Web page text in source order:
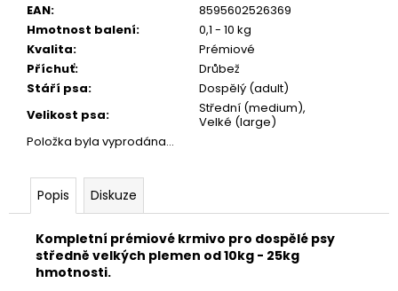
EAN:
8595602526369
Hmotnost balení:
0,1 - 10 kg
Kvalita:
Prémiové
Příchuť:
Drůbež
Stáří psa:
Dospělý (adult)
Velikost psa:
Střední (medium),
Velké (large)
Položka byla vyprodána…
Popis Diskuze
Kompletní prémiové krmivo pro dospělé psy
středně velkých plemen od 10kg - 25kg
hmotnosti.
JOSICAT
KAPSIČKA
RICH
IN
CHICKEN
SAUCE
85G
Kč